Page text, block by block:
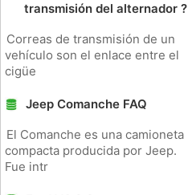
transmisión del alternador ?
Correas de transmisión de un
vehículo son el enlace entre el
cigüe
Jeep Comanche FAQ
El Comanche es una camioneta
compacta producida por Jeep.
Fue intr